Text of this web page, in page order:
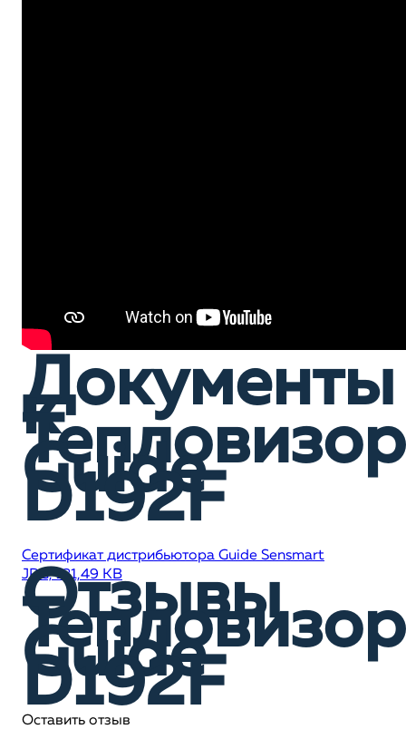
Документы
к
Тепловизор
Guide
D192F
Сертификат дистрибьютора Guide Sensmart
JPG, 131,49 KB
Отзывы
Тепловизор
Guide
D192F
Оставить отзыв